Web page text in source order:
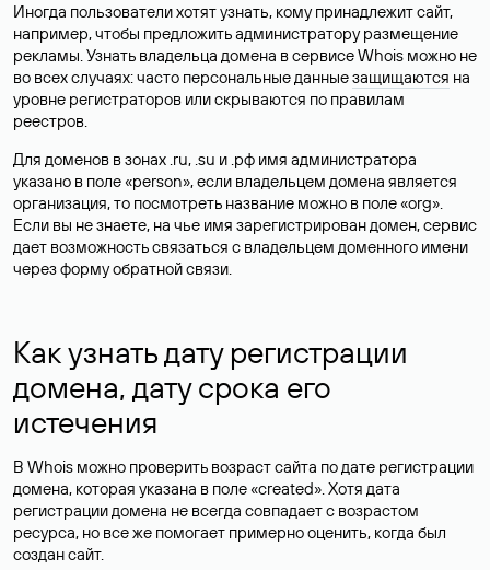
Иногда пользователи хотят узнать, кому принадлежит сайт,
например, чтобы предложить администратору размещение
рекламы. Узнать владельца домена в сервисе Whois можно не
во всех случаях: часто персональные данныезащищаются на
уровне регистраторов или скрываются по правилам
реестров.
Для доменов в зонах .ru, .su и .рф имя администратора
указано в поле «person», если владельцем домена является
организация, то посмотреть название можно в поле «org».
Если вы не знаете, на чье имя зарегистрирован домен, сервис
дает возможность связаться с владельцем доменного имени
через форму обратной связи.
Как узнать дату регистрации
домена, дату срока его
истечения
В Whois можно проверить возраст сайта по дате регистрации
домена, которая указана в поле «created». Хотя дата
регистрации домена не всегда совпадает с возрастом
ресурса, но все же помогает примерно оценить, когда был
создан сайт.